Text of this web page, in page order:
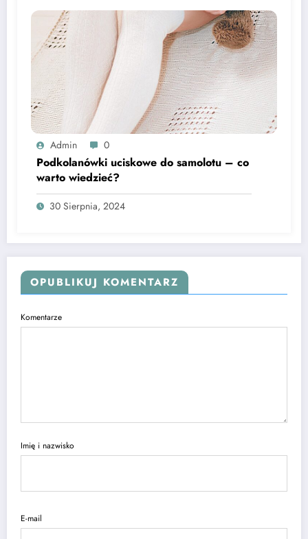
Admin 0
Podkolanówki uciskowe do samolotu – co
warto wiedzieć?
30 Sierpnia, 2024
OPUBLIKUJ KOMENTARZ
Komentarze
Imię i nazwisko
E-mail